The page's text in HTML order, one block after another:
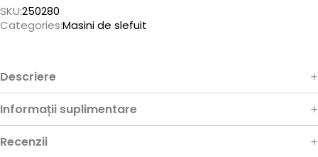
SKU:250280
Categories:Masini de slefuit
Descriere
Informații suplimentare
Recenzii